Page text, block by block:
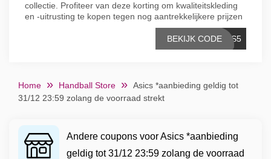
collectie. Profiteer van deze korting om kwaliteitskleding
en -uitrusting te kopen tegen nog aantrekkelijkere prijzen
ICS5
BEKIJK CODE
Home Handball Store
Asics *aanbieding geldig tot
31/12 23:59 zolang de voorraad strekt
Andere coupons voor Asics *aanbieding
geldig tot 31/12 23:59 zolang de voorraad